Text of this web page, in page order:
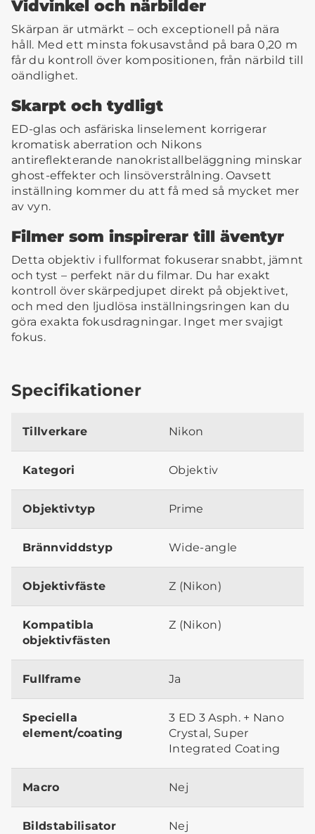
Vidvinkel och närbilder
Skärpan är utmärkt – och exceptionell på nära
håll. Med ett minsta fokusavstånd på bara 0,20 m
får du kontroll över kompositionen, från närbild till
oändlighet.
Skarpt och tydligt
ED-glas och asfäriska linselement korrigerar
kromatisk aberration och Nikons
antireflekterande nanokristallbeläggning minskar
ghost-effekter och linsöverstrålning. Oavsett
inställning kommer du att få med så mycket mer
av vyn.
Filmer som inspirerar till äventyr
Detta objektiv i fullformat fokuserar snabbt, jämnt
och tyst – perfekt när du filmar. Du har exakt
kontroll över skärpedjupet direkt på objektivet,
och med den ljudlösa inställningsringen kan du
göra exakta fokusdragningar. Inget mer svajigt
fokus.
Specifikationer
Tillverkare Nikon
Kategori Objektiv
Objektivtyp Prime
Brännviddstyp Wide-angle
Objektivfäste Z (Nikon)
Kompatibla
objektivfästen
Z (Nikon)
Fullframe Ja
Speciella
element/coating
3 ED 3 Asph. + Nano
Crystal, Super
Integrated Coating
Macro Nej
Bildstabilisator Nej